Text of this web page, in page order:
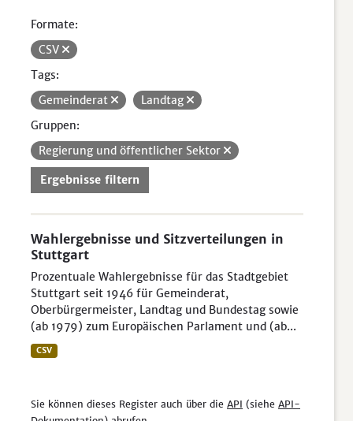
Formate:
CSV
Tags:
Gemeinderat
Landtag
Gruppen:
Regierung und öffentlicher Sektor
Ergebnisse filtern
Wahlergebnisse und Sitzverteilungen in
Stuttgart
Prozentuale Wahlergebnisse für das Stadtgebiet
Stuttgart seit 1946 für Gemeinderat,
Oberbürgermeister, Landtag und Bundestag sowie
(ab 1979) zum Europäischen Parlament und (ab...
CSV
Sie können dieses Register auch über die API (siehe API-